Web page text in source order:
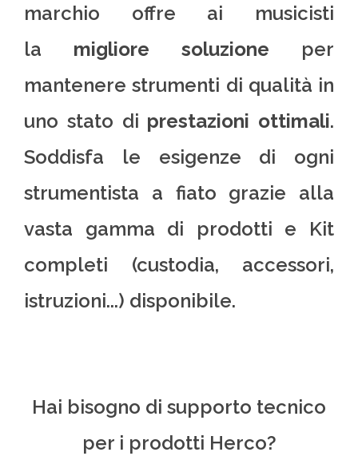
marchio offre ai musicisti
la migliore soluzione per
mantenere strumenti di qualità in
uno stato di prestazioni ottimali.
Soddisfa le esigenze di ogni
strumentista a fiato grazie alla
vasta gamma di prodotti e Kit
completi (custodia, accessori,
istruzioni...) disponibile.
Hai bisogno di supporto tecnico
per i prodotti Herco?